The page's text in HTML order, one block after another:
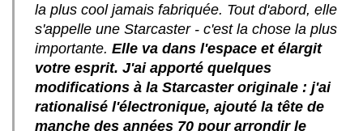
la plus cool jamais fabriquée. Tout d'abord, elle
s'appelle une Starcaster - c'est la chose la plus
importante. Elle va dans l'espace et élargit
votre esprit. J'ai apporté quelques
modifications à la Starcaster originale : j'ai
rationalisé l'électronique, ajouté la tête de
manche des années 70 pour arrondir le